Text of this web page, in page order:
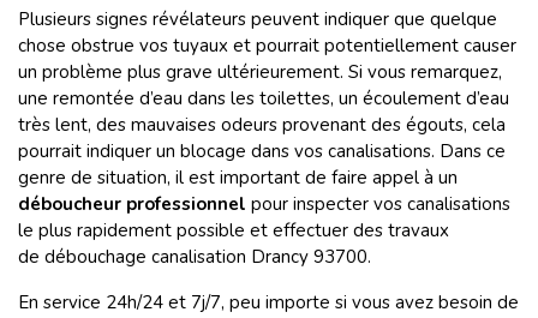
Plusieurs signes révélateurs peuvent indiquer que quelque
chose obstrue vos tuyaux et pourrait potentiellement causer
un problème plus grave ultérieurement. Si vous remarquez,
une remontée d’eau dans les toilettes, un écoulement d’eau
très lent, des mauvaises odeurs provenant des égouts, cela
pourrait indiquer un blocage dans vos canalisations. Dans ce
genre de situation, il est important de faire appel à un
déboucheur professionnel pour inspecter vos canalisations
le plus rapidement possible et effectuer des travaux
de débouchage canalisation Drancy 93700.
En service 24h/24 et 7j/7, peu importe si vous avez besoin de